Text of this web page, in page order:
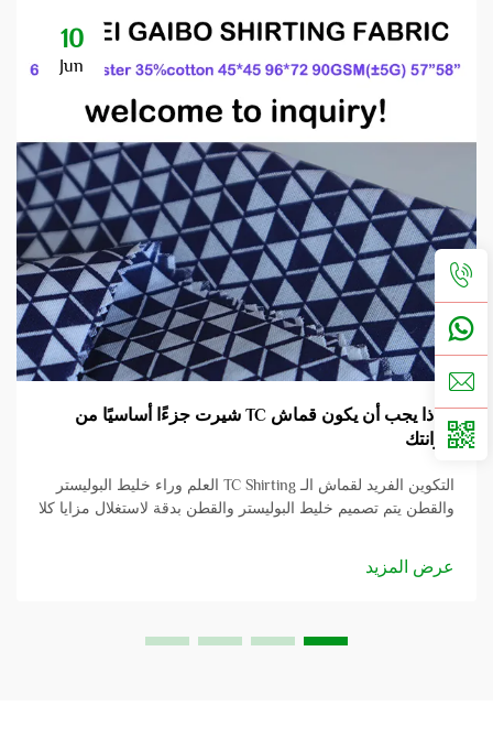
10
Jun
لماذا يجب أن يكون قماش TC شيرت جزءًا أساسيًا من
خزانتك
التكوين الفريد لقماش الـ TC Shirting العلم وراء خليط البوليستر
والقطن يتم تصميم خليط البوليستر والقطن بدقة لاستغلال مزايا كلا
عرض المزيد